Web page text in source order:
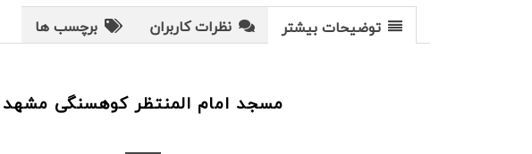
توضیحات بیشتر نظرات کاربران برچسب ها
مسجد امام المنتظر کوهسنگی مشهد